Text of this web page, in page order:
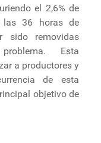
el 2,6% de
las 36 horas de
sido removidas
Esta
a productores y
de esta
objetivo de